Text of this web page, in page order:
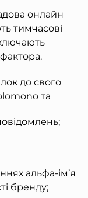
онлайн
тимчасові
до свого
та
альфа-ім’я
бренду;